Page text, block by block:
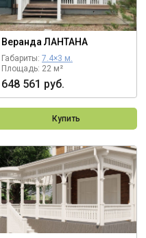
Веранда ЛАНТАНА
Габариты: 7.4×3 м.
Площадь: 22 м²
648 561 руб.
Купить